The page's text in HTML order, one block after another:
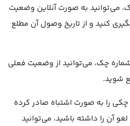
می‌توانید به صورت آنلاین وضعیت
کنید و از تاریخ وصول آن مطلع
چک، می‌توانید از وضعیت فعلی
شوید.
را به صورت اشتباه صادر کرده
آن را داشته باشید، می‌توانید